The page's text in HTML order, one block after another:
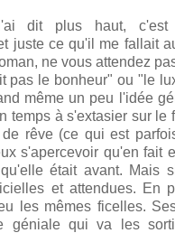
dit plus haut, c'est
juste ce qu'il me fallait
ne vous attendez
pas le bonheur" ou "le
même un peu l'idée
temps à s'extasier sur le
rêve (ce qui est
s'apercevoir qu'en fait
était avant. Mais
et attendues. En
les mêmes ficelles.
géniale qui va les